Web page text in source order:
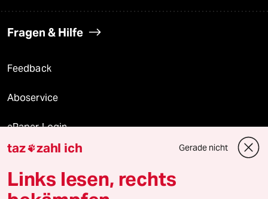
Fragen & Hilfe
Feedback
Aboservice
ePaper Login
Downloads für Abonnierende
taz zahl ich Gerade nicht
Links lesen, rechts